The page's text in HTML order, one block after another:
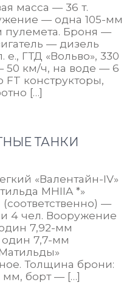
масса — 36 т.
— одна 105-мм
пулемета. Броня —
— дизель
ГТД «Вольво», 330
50 км/ч, на воде — 6
FT конструкторы,
[…]
ТАНКИ
«Валентайн-IV»
MHIIA *»
—
4 чел. Вооружение
7,92-мм
7,7-мм
Толщина брони:
мм, борт — […]